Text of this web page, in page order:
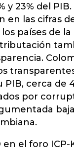
y 23% del PIB.
en las cifras
países de la
PIB, cerca de
por
en el foro ICP-